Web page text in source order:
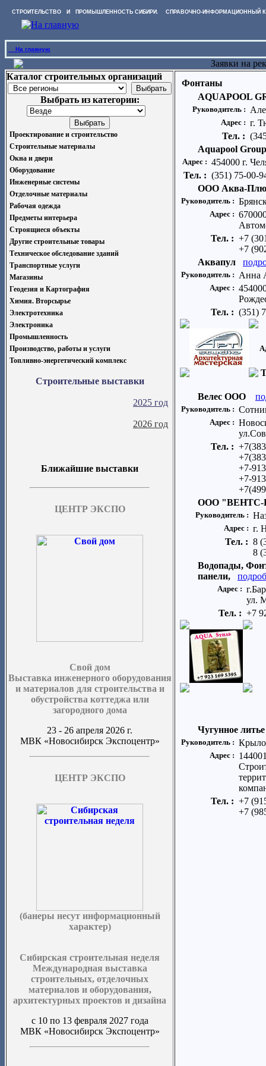
СТРОИТЕЛЬСТВО И ПРОМЫШЛЕННОСТЬ СИБИРИ. СПРАВОЧНО-ИНФОРМАЦИОННЫЙ
На главную
Заявки на
Каталог строительных организаций
Выбрать из категории:
Проектирование и строительство
Строительные материалы
Окна и двери
Оборудование
Инженерные системы
Отделочные материалы
Рабочая одежда
Предметы интерьера
Строящиеся объекты
Другие строительные товары
Техническое обследование зданий
Транспортные услуги
Магазины
Геодезия и Картография
Химия. Вторсырье
Электротехника
Электроника
Промышленность
Производство, работы и услуги
Топливно-энергетический комплекс
Строительные выставки
2025 год
2026 год
Ближайшие выставки
ЦЕНТР ЭКСПО
Свой дом
Выставка инженерного оборудования
и материалов для строительства и
обустройства коттеджа или
загородного дома
23 - 26 апреля 2026 г.
МВК «Новосибирск Экспоцентр»
ЦЕНТР ЭКСПО
(банеры несут информационный
характер)
Сибирская строительная неделя
Международная выставка
строительных, отделочных
материалов и оборудования,
архитектурных проектов и дизайна
с 10 по 13 февраля 2027 года
МВК «Новосибирск Экспоцентр»
Фонтаны
AQUAPOOL
Руководитель :
Адрес : г.
Тел. :
Aquapool
Адрес : 454000 г.
Тел. : (351) 75-00-
ООО Аква-
Руководитель :
Адрес :
Тел. : +7
+7
Аквапул
Руководитель : Анна
Адрес :
Тел. : (351)
Велес ООО
Руководитель :
Адрес :
Тел. :
+7-
+7-
ООО "ВЕНТС-
Руководитель :
Адрес : г.
Тел. : 8
8
Водопады,
панели,
Адрес :
ул.
Тел. : +7
Чугунное литье
Руководитель :
Адрес :
Тел. : +7
+7